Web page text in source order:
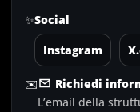
✨Social
Instagram
✉️
Richiedi
L’email della